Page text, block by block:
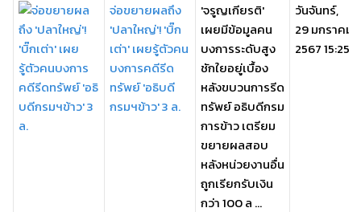
จ่อขยายผลถึง
'ปลาใหญ่'! 'บิ๊ก
เต่า' เผยรู้ตัวคน
บงการคดีรีด
ทรัพย์ 'อธิบดี
กรมฯข้าว' 3 ล.
'จรูญเกียรติ'
เผยมีข้อมูลคน
บงการระดับสูง
ชักใยอยู่เบื้อง
หลังขบวนการรีด
ทรัพย์ อธิบดีกรม
การข้าว เตรียม
ขยายผลสอบ
หลังหน่วยงานอื่น
ถูกเรียกรับเงิน
กว่า 100 ล ...
วันจันทร์,
29 มกราคม
2567 15:25